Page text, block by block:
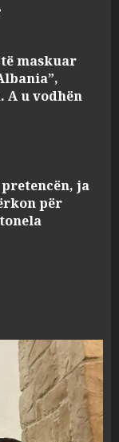
të maskuar
A u vodhën
ja
për